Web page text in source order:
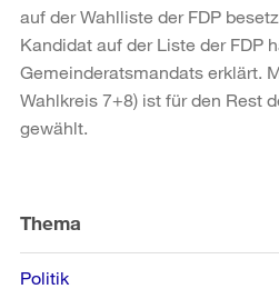
auf der Wahlliste der FDP
Kandidat auf der Liste der FDP
Gemeinderatsmandats erklärt.
Wahlkreis 7+8) ist für den Rest
gewählt.
Informationen
Thema
Politik